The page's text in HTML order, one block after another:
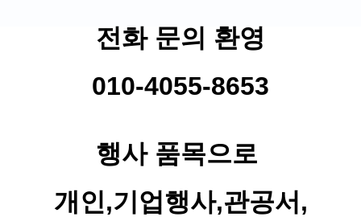
전화 문의 환영
010-4055-8653
행사 품목으로
개인,기업행사,관공서,